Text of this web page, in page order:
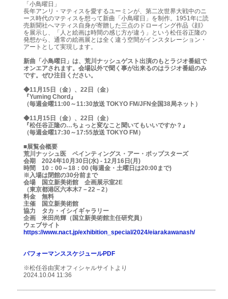
「小鳥曜日」
長年アンリ・マティスを愛するユーミンが、第二次世界大戦中のニ
ース時代のマティスを想って新曲「小鳥曜日」を制作。1951年に読
売新聞社へマティス自身が寄贈した三点のドローイング作品《顔》
を展示し、「人と絵画は時間の感じ方が違う」という松任谷正隆の
発想から、通常の絵画展とは全く違う空間がインスタレーション・
アートとして実現します。
新曲「小鳥曜日」は、荒川ナッシュゲスト出演のもとラジオ番組で
オンエアされます。会場以外で聞く事が出来るのはラジオ番組のみ
です。ぜひ注目ください。
◆11月15日（金）、22日（金）
『Yuming Chord』
（毎週金曜11:00～11:30放送 TOKYO FM/JFN全国38局ネット）
◆11月15日（金）、22日（金）
『松任谷正隆の…ちょっと変なこと聞いてもいいですか？』
（毎週金曜17:30～17:55放送 TOKYO FM）
■展覧会概要
荒川ナッシュ医 ペインティングス・アー・ポップスターズ
会期 2024年10月30日(水) - 12月16日(月)
時間 10：00～18：00 (毎週金・土曜日は20:00まで)
※入場は閉館の30分前まで
会場 国立新美術館 企画展示室2E
（東京都港区六本木7－22－2）
料金 無料
主催 国立新美術館
協力 タカ・イシイギャラリー
企画 米田尚輝（国立新美術館主任研究員）
ウェブサイト
https://www.nact.jp/exhibition_special/2024/eiarakawanash/
パフォーマンススケジュールPDF
※松任谷由実オフィシャルサイトより
2024.10.04 11:36